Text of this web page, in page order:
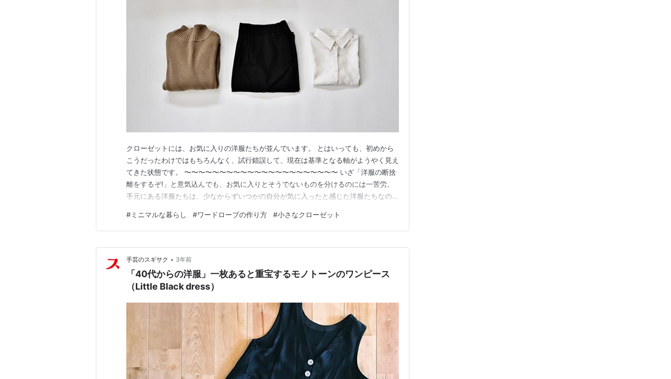
クローゼットには、お気に入りの洋服たちが並んでいます。 とはいっても、初めから
こうだったわけではもちろんなく、試行錯誤して、現在は基準となる軸がようやく見え
てきた状態です。 〜〜〜〜〜〜〜〜〜〜〜〜〜〜〜〜〜〜〜〜〜〜 いざ「洋服の断捨
離をするぞ!」と意気込んでも、お気に入りとそうでないものを分けるのには一苦労。
手元にある洋服たちは、少なからずいつかの自分が気に入ったと感じた洋服たちなのだ
自分だけの判断で仕分けをするのには限界がありました。 そこでとても役に立ったの
が、「骨格診断」です。 今やファッション業界で多…
#ミニマルな暮らし #ワードローブの作り方 #小さなクローゼット
手芸のスギサク • 3年前
「40代からの洋服」一枚あると重宝するモノトーンのワンピース
（Little Black dress）